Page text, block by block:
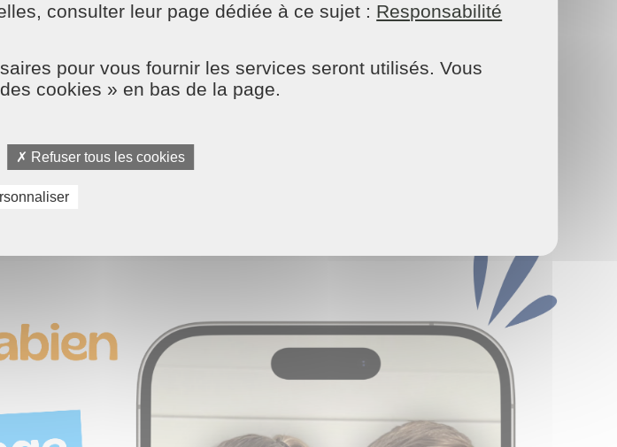
consulter leur page dédiée à ce sujet : Responsabilité
pour vous fournir les services seront utilisés. Vous
cookies » en bas de la page.
✗ Refuser tous les cookies